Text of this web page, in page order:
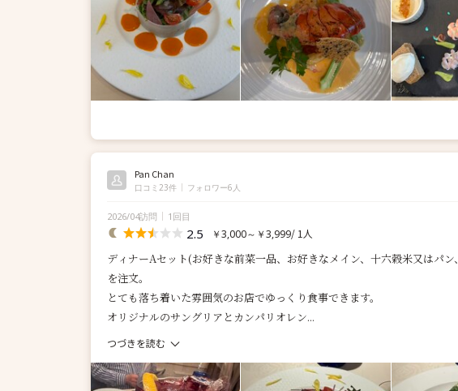
Pan Chan
口コミ23件 フォロワー6人
2026/04訪問 1回目
2.5 ￥3,000～￥3,999/ 1人
ディナーAセット(お好きな前菜一品、お好きなメイン、十六穀米又はパン
を注文。
とても落ち着いた雰囲気のお店でゆっくり食事できます。
オリジナルのサングリアとカンパリオレン...
つづきを読む